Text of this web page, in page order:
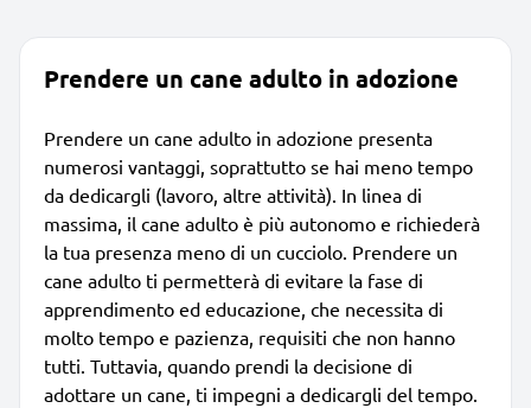
Prendere un cane adulto in adozione
Prendere un cane adulto in adozione presenta
numerosi vantaggi, soprattutto se hai meno tempo
da dedicargli (lavoro, altre attività). In linea di
massima, il cane adulto è più autonomo e richiederà
la tua presenza meno di un cucciolo. Prendere un
cane adulto ti permetterà di evitare la fase di
apprendimento ed educazione, che necessita di
molto tempo e pazienza, requisiti che non hanno
tutti. Tuttavia, quando prendi la decisione di
adottare un cane, ti impegni a dedicargli del tempo.